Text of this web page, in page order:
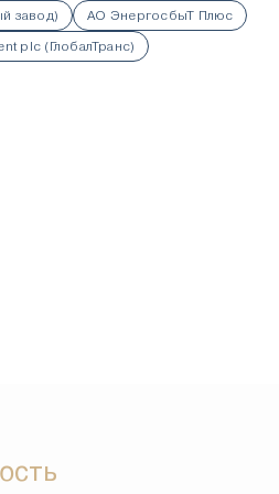
завод)
АО ЭнергосбыТ Плюс
plc (ГлобалТранс)